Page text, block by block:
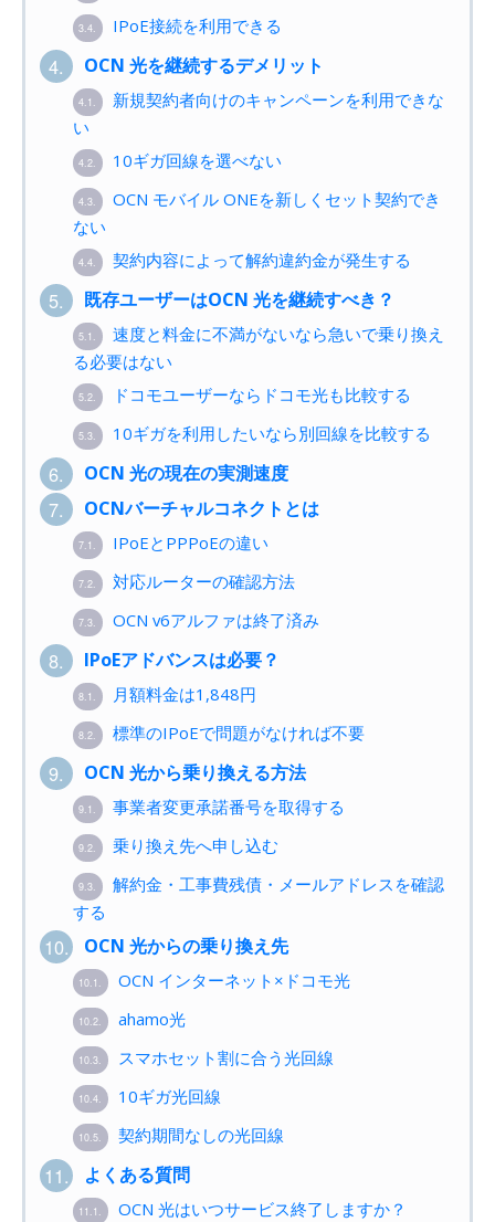
3.4. IPoE接続を利用できる
4. OCN 光を継続するデメリット
4.1.
新規契約者向けのキャンペーンを利用できな
い
4.2. 10ギガ回線を選べない
4.3.
OCN モバイル ONEを新しくセット契約でき
ない
4.4. 契約内容によって解約違約金が発生する
5. 既存ユーザーはOCN 光を継続すべき？
5.1.
速度と料金に不満がないなら急いで乗り換え
る必要はない
5.2. ドコモユーザーならドコモ光も比較する
5.3. 10ギガを利用したいなら別回線を比較する
6. OCN 光の現在の実測速度
7. OCNバーチャルコネクトとは
7.1. IPoEとPPPoEの違い
7.2. 対応ルーターの確認方法
7.3. OCN v6アルファは終了済み
8. IPoEアドバンスは必要？
8.1. 月額料金は1,848円
8.2. 標準のIPoEで問題がなければ不要
9. OCN 光から乗り換える方法
9.1. 事業者変更承諾番号を取得する
9.2. 乗り換え先へ申し込む
9.3.
解約金・工事費残債・メールアドレスを確認
する
10. OCN 光からの乗り換え先
10.1. OCN インターネット×ドコモ光
10.2. ahamo光
10.3. スマホセット割に合う光回線
10.4. 10ギガ光回線
10.5. 契約期間なしの光回線
11. よくある質問
11.1. OCN 光はいつサービス終了しますか？